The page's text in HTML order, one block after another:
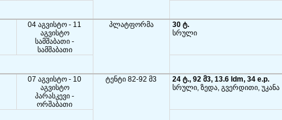
04 აგვისტო - 11
აგვისტო
სამშაბათი -
სამშაბათი
პლატფორმა
30 ტ.
სრული
07 აგვისტო - 10
აგვისტო
პარასკევი -
ორშაბათი
ტენტი 82-92 მ3
24 ტ., 92 მ3, 13.6 ldm, 34 e.p.
სრული, ზედა, გვერდითი, უკანა